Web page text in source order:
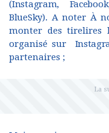
(Instagram,
BlueSky). A noter À
monter des tirelires
organisé sur
partenaires ;